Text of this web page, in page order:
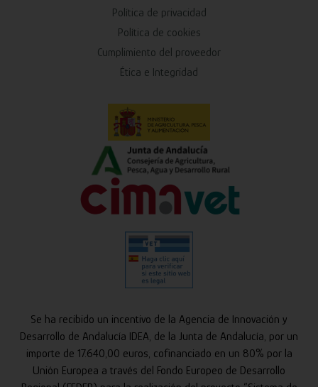
Política de privacidad
Política de cookies
Cumplimiento del proveedor
Ética e Integridad
Se ha recibido un incentivo de la Agencia de Innovación y
Desarrollo de Andalucía IDEA, de la Junta de Andalucía, por un
importe de 17.640,00 euros, cofinanciado en un 80% por la
Unión Europea a través del Fondo Europeo de Desarrollo